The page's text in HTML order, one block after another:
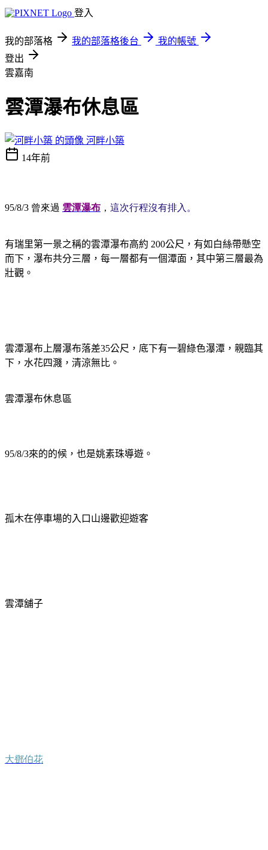
登入
我的部落格 我的部落格後台
我的帳號
登出
雲嘉南
雲潭瀑布休息區
河畔小築
14年前
95/8/3 曾來過 雲潭瀑布 ， 這次行程沒有排入。
有瑞里第一景之稱的雲潭瀑布高約 200公尺，有如白絲帶懸空
而下，瀑布共分三層，每一層都有一個潭面，其中第三層最為
壯觀。
雲潭瀑布上層瀑布落差35公尺，底下有一碧綠色瀑潭，親臨其
下，水花四濺，清涼無比。
雲潭瀑布休息區
95/8/3來的的候，也是姚素珠導遊。
孤木在停車場的入口山邊歡迎遊客
雲潭舖子
大鄧伯花